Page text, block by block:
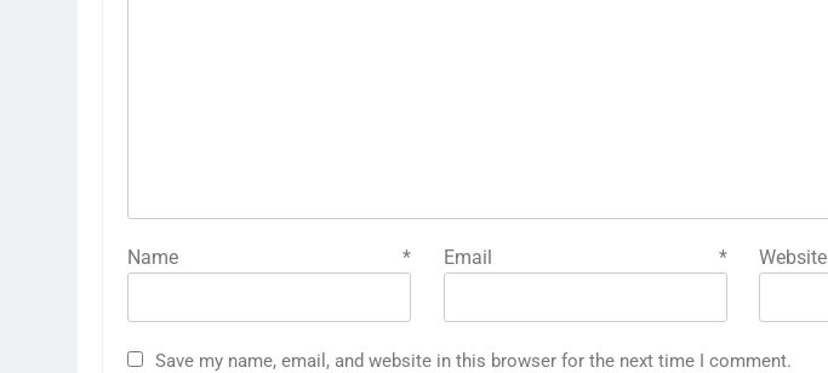
Name* Email * Website
Save my name, email, and website in this browser for the next time I comment.